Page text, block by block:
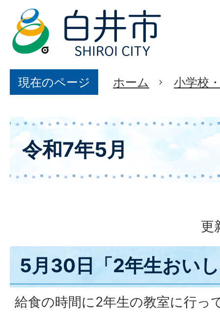
現在のページ ホーム 小学校
令和7年5月
更
5月30日「2年生おい
給食の時間に2年生の教室に行っ